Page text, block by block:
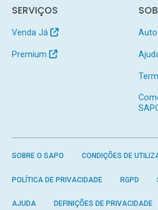
SERVIÇOS
Venda Já
Premium
Auto
SOBRE O SAPO CONDIÇÕES DE
POLÍTICA DE PRIVACIDADE RGPD
AJUDA DEFINIÇÕES DE PRIVACIDADE